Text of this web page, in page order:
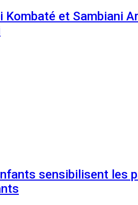
et Sambiani
sensibilisent les